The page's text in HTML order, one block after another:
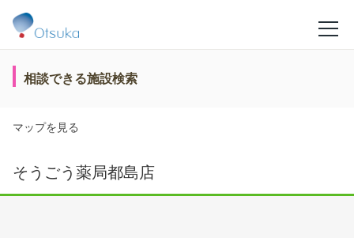
相談できる施設検索
マップを見る
そうごう薬局都島店